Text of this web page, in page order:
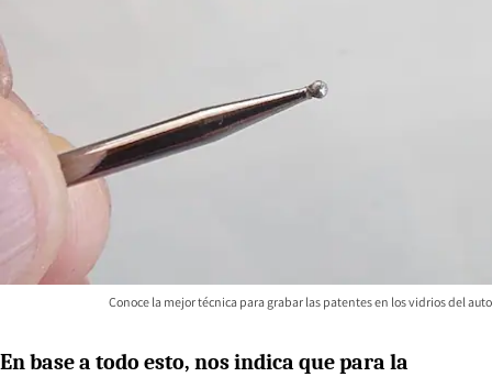
Conoce la mejor técnica para grabar las patentes en los vidrios del auto
En base a todo esto, nos indica que para la